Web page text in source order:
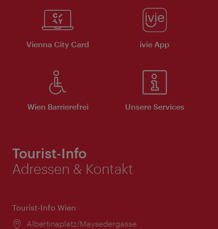
Vienna City Card ivie App
Wien Barrierefrei Unsere Services
Tourist-Info
Adressen & Kontakt
Tourist-Info Wien
Ort:
Albertinaplatz/Maysedergasse